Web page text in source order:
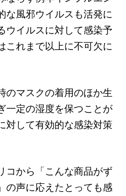
な風邪ウイルスも活発に
ウイルスに対して感染予
これまで以上に不可欠に
のマスクの着用のほか生
一定の湿度を保つことが
対して有効的な感染対策
コから「こんな商品がず
の声に応えたとっても感